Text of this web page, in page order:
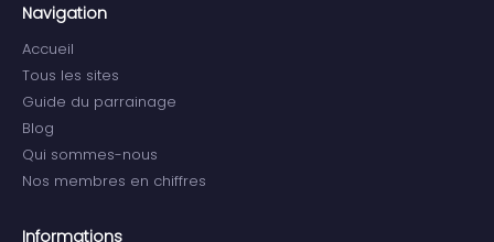
Navigation
Accueil
Tous les sites
Guide du parrainage
Blog
Qui sommes-nous
Nos membres en chiffres
Informations